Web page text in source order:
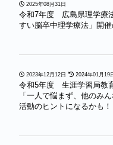
2025年08月31日
令和7年度 広島県理学療
すい脳卒中理学療法」開
2023年12月12日 2024年01月19
令和5年度 生涯学習局教
「一人で悩まず、他のみ
活動のヒントになるかも